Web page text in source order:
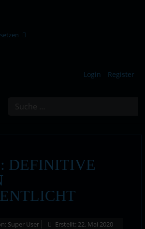
Login Register
DEFINITIVE
Super User
Erstellt: 22. Mai 2020